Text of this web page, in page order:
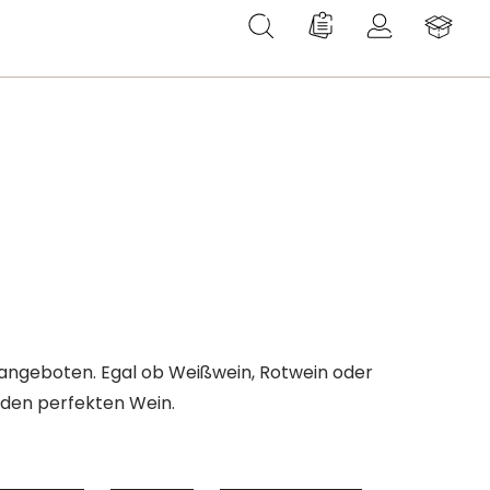
Du hast 0 Produkte
Egal ob Weißwein, Rotwein oder
perfekten Wein.